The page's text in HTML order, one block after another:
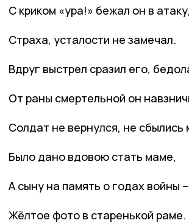
С криком «ура!» бежал он в атаку,
Страха, усталости не замечал.
Вдруг выстрел сразил его,
От раны смертельной он
Солдат не вернулся, не сбылись
Было дано вдовою стать маме,
А сыну на память о годах войны –
Жёлтое фото в старенькой раме.